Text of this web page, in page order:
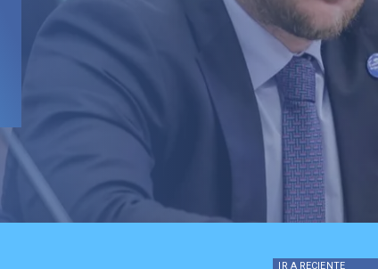
IR A RECIENTE